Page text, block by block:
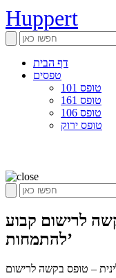
Huppert
דף הבית
טפסים
טופס 101
טופס 161
טופס 106
טופס ירוק
לרישום קבוע
להתמחות’
– טופס בקשה לרישום